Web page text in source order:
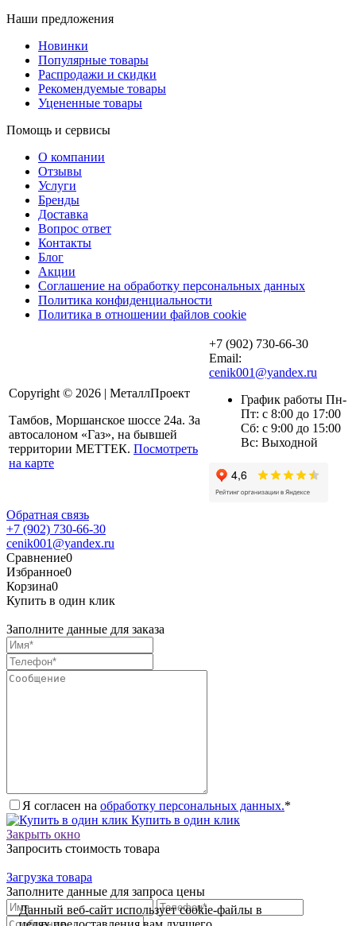
Наши предложения
Новинки
Популярные товары
Распродажи и скидки
Рекомендуемые товары
Уцененные товары
Помощь и сервисы
О компании
Отзывы
Услуги
Бренды
Доставка
Вопрос ответ
Контакты
Блог
Акции
Соглашение на обработку персональных данных
Политика конфиденциальности
Политика в отношении файлов cookie
Copyright © 2026 | МеталлПроект
Тамбов, Моршанское шоссе 24а. За
автосалоном «Газ», на бывшей
территории МЕТТЕК. Посмотреть
на карте
+7 (902) 730-66-30
Email:
cenik001@yandex.ru
График работы Пн-
Пт: с 8:00 до 17:00
Сб: с 9:00 до 15:00
Вс: Выходной
Обратная связь
+7 (902) 730-66-30
cenik001@yandex.ru
Сравнение0
Избранное0
Корзина0
Купить в один клик
Заполните данные для заказа
Я согласен на обработку персональных данных.*
Купить в один клик
Закрыть окно
Запросить стоимость товара
Загрузка товара
Заполните данные для запроса цены
Данный веб-сайт использует cookie-файлы в